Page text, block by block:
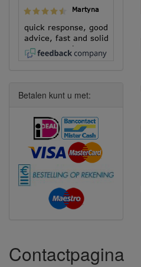
Martyna
quick response, good
advice, fast and solid
execution!
Betalen kunt u met:
Contactpagina